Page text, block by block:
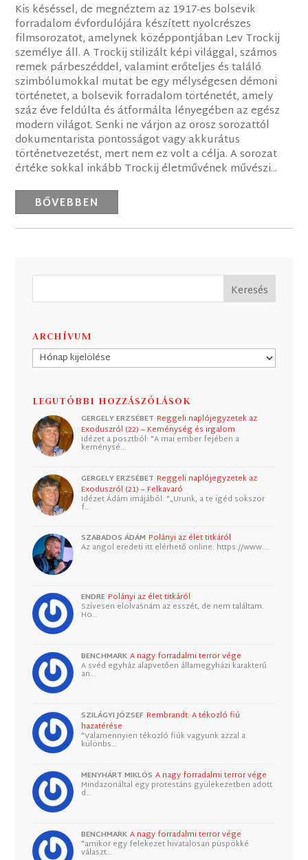
Kis késéssel, de megnéztem az 1917-es bolsevik
forradalom évfordulójára készített nyolcrészes
filmsorozatot, amelynek középpontjában Lev Trockij
személye áll. A Trockij stilizált képi világgal, számos
remek párbeszéddel, valamint erőteljes és találó
szimbólumokkal mutat be egy mélységesen démoni
történetet, a bolsevik forradalom történetét, amely
száz éve feldúlta és átformálta lényegében az egész
modern világot. Senki ne várjon az orosz sorozattól
dokumentarista pontosságot vagy akkurátus
történetvezetést, mert nem ez volt a célja. A sorozat
értéke sokkal inkább Trockij életművének művészi...
BŐVEBBEN
ARCHÍVUM
Archívum
LEGUTÓBBI HOZZÁSZÓLÁSOK
GERGELY ERZSÉBET Reggeli naplójegyzetek az
Exoduszról (22) – Keménység és irgalom
Idézet a posztból: "A mai ember fejében a
keménysé…
GERGELY ERZSÉBET Reggeli naplójegyzetek az
Exoduszról (21) – Felkavaró
Idézet Ádám imájából: "„Urunk, a te igéd sokszor
f…
SZABADOS ÁDÁM Polányi az élet titkáról
Az angol eredeti itt elérhető online: https://www.…
ENDRE Polányi az élet titkáról
Szívesen elolvasnám az esszét, de nem találtam.
Ho…
BENCHMARK A nagy forradalmi terror vége
A svéd egyház alapvetően államegyházi karakterű
an…
SZILÁGYI JÓZSEF Rembrandt: A tékozló fiú
hazatérése
"Valamennyien tékozló fiúk vagyunk azzal a
különbs…
MENYHÁRT MIKLÓS A nagy forradalmi terror vége
Mindazonáltal egy protestáns gyülekezetben adott
d…
BENCHMARK A nagy forradalmi terror vége
"amikor egy felekezet hivatalosan püspökké
választ…